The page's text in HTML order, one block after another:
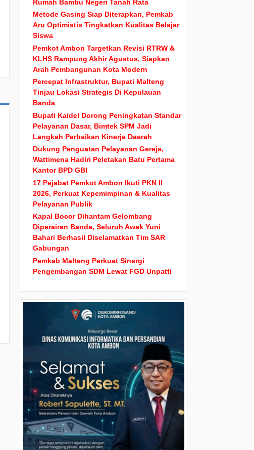
Rumah Bambu Negeri Tanah Rata
Metode Gasing Siap Diterapkan, Pemkab
Aru Optimistis Tingkatkan Kualitas Belajar
Siswa
Pemkot Ambon Targetkan Revisi RTRW &
KLHS Rampung Akhir Agustus, Siapkan
Arah Pembangunan Kota Modern
Percepat Infrastruktur, Bupati Malteng
Tinjau Lokasi Strategis Di Kepulauan
Banda
Bupati Kaidel Dorong Peningkatan Standar
Pelayanan Dasar, Bimtek SPM Jadi
Langkah Perbaikan Kinerja Daerah
Dukung Penguatan Pelayanan Gereja,
Wattimena Hadiri Peletakan Batu Pertama
Kantor BPD GBI
17 Pejabat Pemkot Ambon Ikuti PKN II
2026, Perkuat Kepemimpinan & Kualitas
Pelayanan Publik
Kapal Bocor Dihantam Gelombang
Diperairan Banda, Seluruh Awak Yuni
Bahari Berhasil Diselamatkan Tim SAR
Gabungan
Pemkab Malteng Perkuat Sinergi
Pengembangan SDM Lewat FGD Unpatti